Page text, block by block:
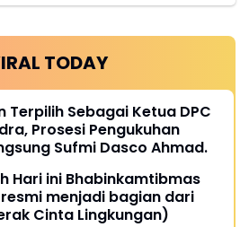
TODAY
Terpilih Sebagai Ketua DPC
Prosesi Pengukuhan
Sufmi Dasco Ahmad.
Hari ini Bhabinkamtibmas
menjadi bagian dari
Cinta Lingkungan)